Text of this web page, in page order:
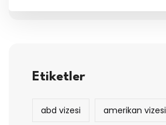
Etiketler
abd vizesi amerikan vizesi